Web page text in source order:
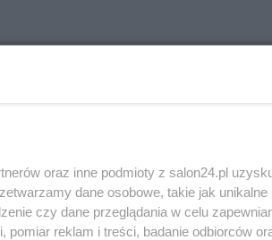
scenariusza "To jest Ameryka"
jeden porządek"?
oraz inne podmioty z salon24.pl
dane osobowe, takie jak
czy dane przeglądania w celu
reklam i treści, badanie odbiorców